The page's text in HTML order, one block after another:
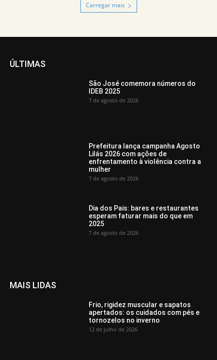
Carregar mais
ÚLTIMAS
São José comemora números do
IDEB 2025
7 de agosto de 2026
Prefeitura lança campanha Agosto
Lilás 2026 com ações de
enfrentamento à violência contra a
mulher
7 de agosto de 2026
Dia dos Pais: bares e restaurantes
esperam faturar mais do que em
2025
7 de agosto de 2026
MAIS LIDAS
Frio, rigidez muscular e sapatos
apertados: os cuidados com pés e
tornozelos no inverno
12 de julho de 2026